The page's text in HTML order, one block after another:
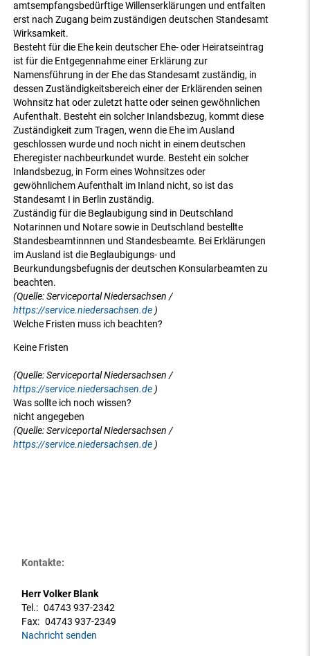
amtsempfangsbedürftige Willenserklärungen und entfalten
erst nach Zugang beim zuständigen deutschen Standesamt
Wirksamkeit.
Besteht für die Ehe kein deutscher Ehe- oder Heiratseintrag
ist für die Entgegennahme einer Erklärung zur
Namensführung in der Ehe das Standesamt zuständig, in
dessen Zuständigkeitsbereich einer der Erklärenden seinen
Wohnsitz hat oder zuletzt hatte oder seinen gewöhnlichen
Aufenthalt. Besteht ein solcher Inlandsbezug, kommt diese
Zuständigkeit zum Tragen, wenn die Ehe im Ausland
geschlossen wurde und noch nicht in einem deutschen
Eheregister nachbeurkundet wurde. Besteht ein solcher
Inlandsbezug, in Form eines Wohnsitzes oder
gewöhnlichem Aufenthalt im Inland nicht, so ist das
Standesamt I in Berlin zuständig.
Zuständig für die Beglaubigung sind in Deutschland
Notarinnen und Notare sowie in Deutschland bestellte
Standesbeamtinnnen und Standesbeamte. Bei Erklärungen
im Ausland ist die Beglaubigungs- und
Beurkundungsbefugnis der deutschen Konsularbeamten zu
beachten.
(Quelle: Serviceportal Niedersachsen /
https://service.niedersachsen.de )
Welche Fristen muss ich beachten?
Keine Fristen
(Quelle: Serviceportal Niedersachsen /
https://service.niedersachsen.de )
Was sollte ich noch wissen?
nicht angegeben
(Quelle: Serviceportal Niedersachsen /
https://service.niedersachsen.de )
Kontakte:
Herr Volker Blank
Tel.: 04743 937-2342
Fax: 04743 937-2349
Nachricht senden